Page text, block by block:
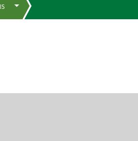
de tela